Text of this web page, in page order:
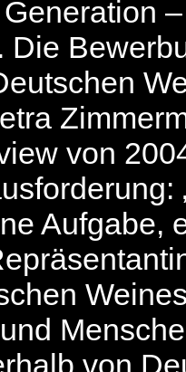
Die
von
Aufgabe,
von